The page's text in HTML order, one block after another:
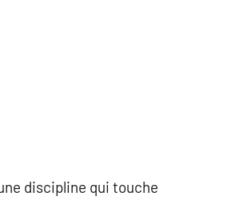
discipline qui touche